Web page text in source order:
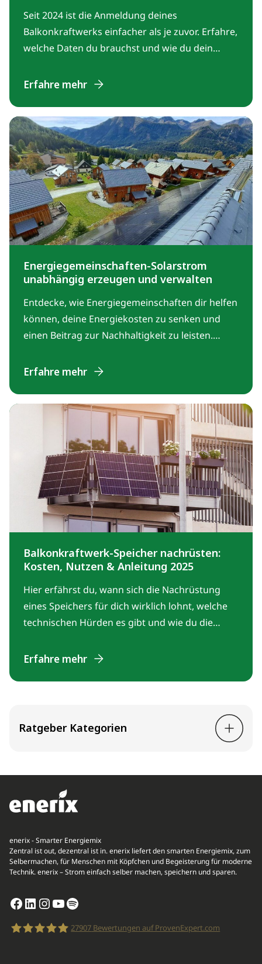
Seit 2024 ist die Anmeldung deines
Balkonkraftwerks einfacher als je zuvor. Erfahre,
welche Daten du brauchst und wie du dein
gesetzeskonform im Marktstammdatenregister
Erfahre mehr
Energiegemeinschaften-Solarstrom
unabhängig erzeugen und verwalten
Entdecke, wie Energiegemeinschaften dir helfen
können, deine Energiekosten zu senken und
einen Beitrag zur Nachhaltigkeit zu leisten.
und ihre Vorteile für dich und deine
Erfahre mehr
Balkonkraftwerk-Speicher nachrüsten:
Kosten, Nutzen & Anleitung 2025
Hier erfährst du, wann sich die Nachrüstung
eines Speichers für dich wirklich lohnt, welche
technischen Hürden es gibt und wie du die
deinen Eigenverbrauch triffst.
Erfahre mehr
Ratgeber Kategorien
enerix - Smarter Energiemix
Zentral ist out, dezentral ist in. enerix liefert den smarten Energiemix, zum
Selbermachen, für Menschen mit Köpfchen und Begeisterung für moderne
Technik. enerix – Strom einfach selber machen, speichern und sparen.
Facebook
LinkedIn
Instagram
YouTube
Spotify
27907Bewertungen auf ProvenExpert.com